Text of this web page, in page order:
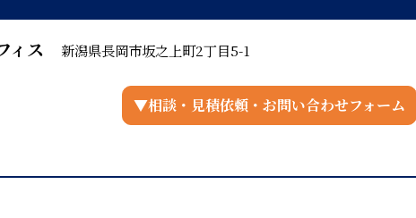
ィス 新潟県長岡市坂之上町2丁目5-1
▼相談・見積依頼・お問い合わせフォーム